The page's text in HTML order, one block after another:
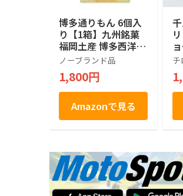
博多通りもん 6個入
り【1箱】九州銘菓
福岡土産 博多西洋和
菓子
ノーブランド品
1,800円
Amazonで見る
チ